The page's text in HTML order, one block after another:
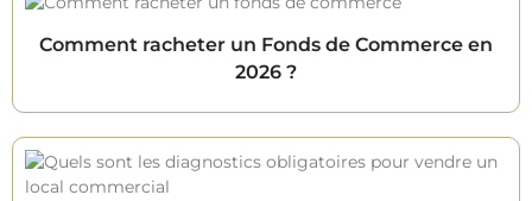
Comment racheter un Fonds de Commerce en
2026 ?